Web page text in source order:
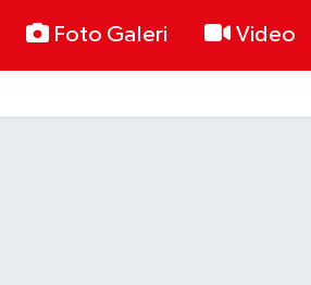
Foto Galeri Video